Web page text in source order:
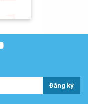
Đăng ký